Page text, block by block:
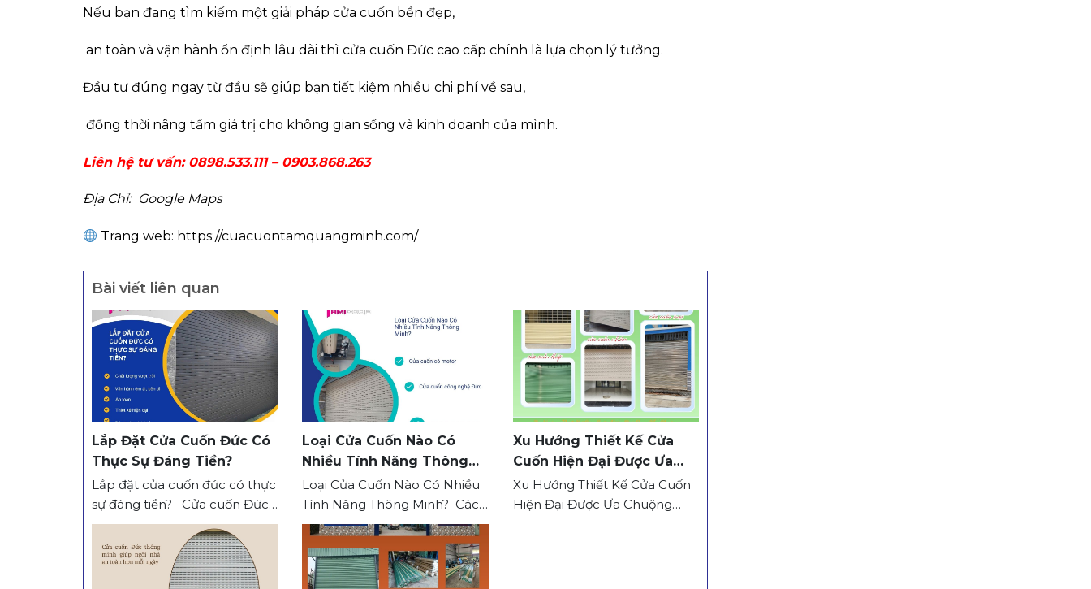
Nếu bạn đang tìm kiếm một giải pháp cửa cuốn bền đẹp,
an toàn và vận hành ổn định lâu dài thì cửa cuốn Đức cao cấp chính là lựa chọn lý tưởng.
Đầu tư đúng ngay từ đầu sẽ giúp bạn tiết kiệm nhiều chi phí về sau,
đồng thời nâng tầm giá trị cho không gian sống và kinh doanh của mình.
Liên hệ tư vấn: 0898.533.111 – 0903.868.263
Địa Chỉ: Google Maps
Trang web: https://cuacuontamquangminh.com/
Bài viết liên quan
Lắp Đặt Cửa Cuốn Đức Có
Thực Sự Đáng Tiền?
Lắp đặt cửa cuốn đức có thực
sự đáng tiền? Cửa cuốn Đức
chất lượng từ lâu đã được
đánh giá cao trên thị trường.
Loại cửa này kết hợp giữa
công nghệ hiện đại, độ bền
Loại Cửa Cuốn Nào Có
Nhiều Tính Năng Thông
Minh?
Loại Cửa Cuốn Nào Có Nhiều
Tính Năng Thông Minh? Các
loại cửa cuốn thông minh
đang trở thành lựa chọn hàng
đầu cho khách hàng nhờ khả
năng vận hành tiện lợi, an
Xu Hướng Thiết Kế Cửa
Cuốn Hiện Đại Được Ưa
Chuộng
Xu Hướng Thiết Kế Cửa Cuốn
Hiện Đại Được Ưa Chuộng